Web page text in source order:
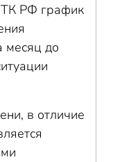
ТК РФ график
месяц до
в отличие